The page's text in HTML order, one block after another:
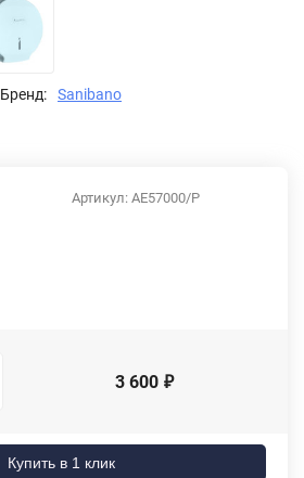
Бренд: Sanibano
Артикул: AE57000/P
3 600 ₽
Купить в 1 клик